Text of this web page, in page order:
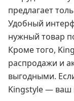
предлагает
Удобный
нужный товар
Кроме того,
распродажи и
выгодными.
Kingstyle — ваш